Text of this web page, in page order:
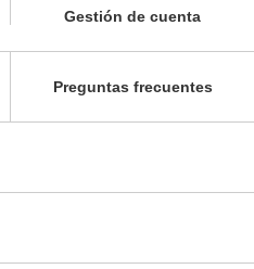
Gestión de cuenta
Preguntas frecuentes